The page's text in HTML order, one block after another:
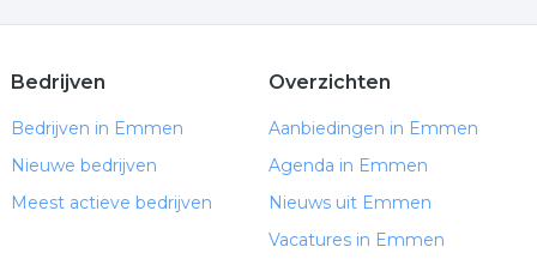
Bedrijven
Bedrijven in Emmen
Nieuwe bedrijven
Meest actieve bedrijven
Overzichten
Aanbiedingen in Emmen
Agenda in Emmen
Nieuws uit Emmen
Vacatures in Emmen